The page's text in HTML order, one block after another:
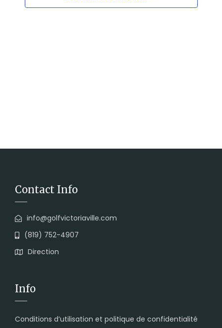
Contact Info
info@golfvictoriaville.com
(819) 752-4907
Direction
Info
Conditions d’utilisation et politique de confidentialité